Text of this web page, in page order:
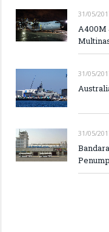
31/05/
A400M
31/05/
31/05/